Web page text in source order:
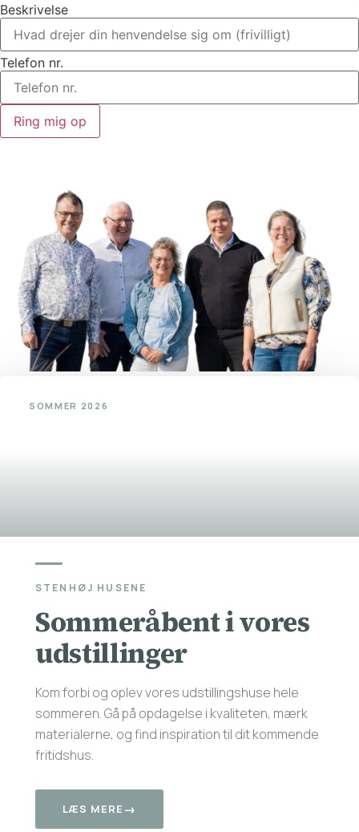
Beskrivelse
Telefon nr.
Ring mig op
SOMMER 2026
STENHØJ HUSENE
Sommeråbent i vores
udstillinger
Kom forbi og oplev vores udstillingshuse hele
sommeren. Gå på opdagelse i kvaliteten, mærk
materialerne, og find inspiration til dit kommende
fritidshus.
LÆS MERE →